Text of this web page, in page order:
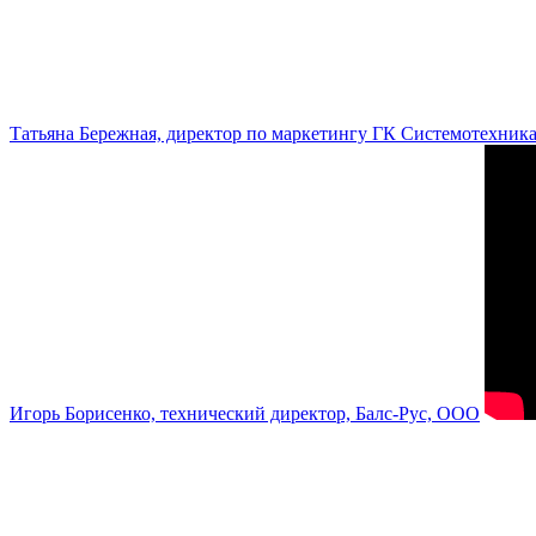
Татьяна Бережная, директор по маркетингу ГК Системотехника
Игорь Борисенко, технический директор, Балс-Рус, ООО